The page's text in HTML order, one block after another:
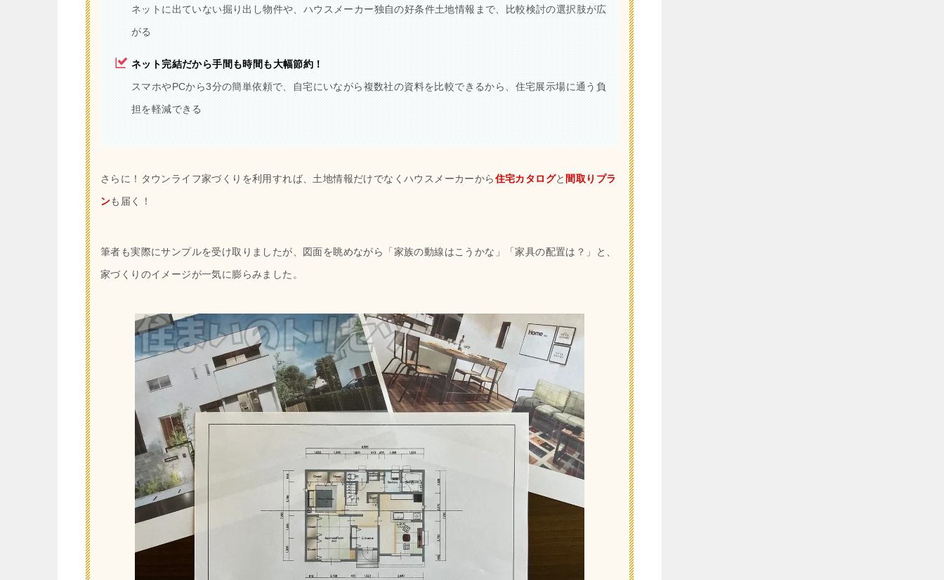
ネットに出ていない掘り出し物件や、ハウスメーカー独自の好条件土地情報まで、比較検討の選択肢が広
がる
ネット完結だから手間も時間も大幅節約！
スマホやPCから3分の簡単依頼で、自宅にいながら複数社の資料を比較できるから、住宅展示場に通う負
担を軽減できる
さらに！タウンライフ家づくりを利用すれば、土地情報だけでなくハウスメーカーから住宅カタログと 間取りプラ
ンも届く！
筆者も実際にサンプルを受け取りましたが、図面を眺めながら「家族の動線はこうかな」「家具の配置は？」と、
家づくりのイメージが一気に膨らみました。